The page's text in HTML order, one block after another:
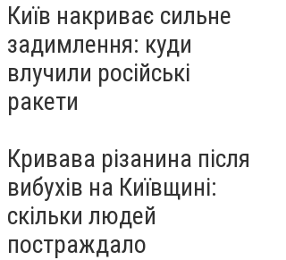
Київ накриває сильне
задимлення: куди
влучили російські
ракети
Кривава різанина після
вибухів на Київщині:
скільки людей
постраждало